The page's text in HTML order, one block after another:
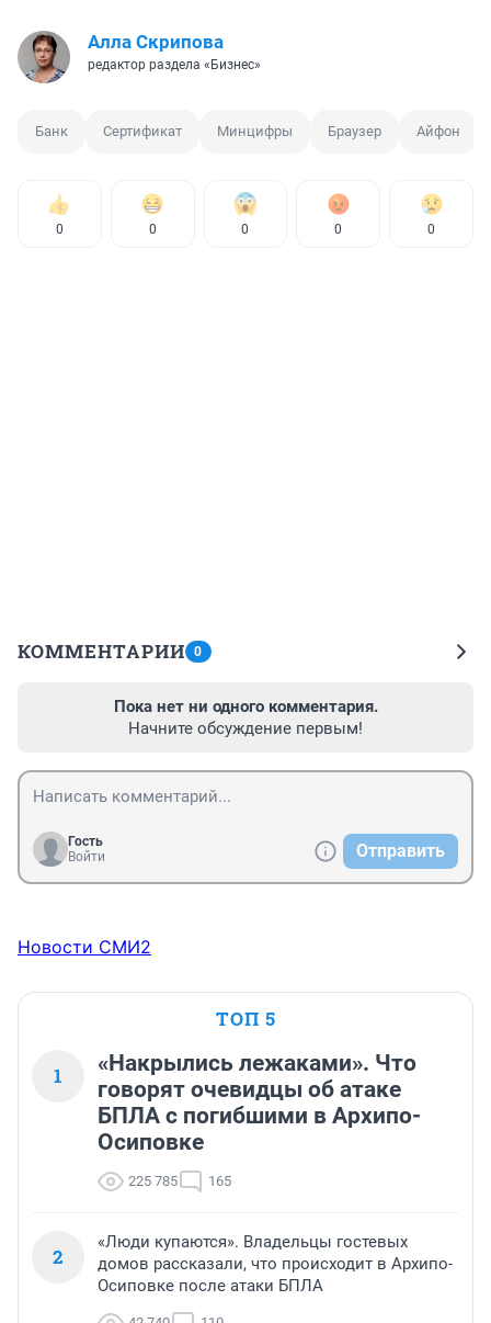
Алла Скрипова
редактор раздела «Бизнес»
Банк Сертификат Минцифры Браузер Айфон
0 0 0 0 0
КОММЕНТАРИИ 0
Пока нет ни одного комментария.
Начните обсуждение первым!
Гость
Войти
Отправить
Новости СМИ2
ТОП 5
1
«Накрылись лежаками». Что
говорят очевидцы об атаке
БПЛА с погибшими в Архипо-
Осиповке
225 785 165
2
«Люди купаются». Владельцы гостевых
домов рассказали, что происходит в Архипо-
Осиповке после атаки БПЛА